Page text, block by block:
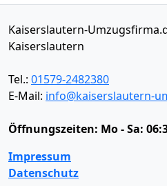
Kaiserslautern-
Kaiserslautern
Tel.: 01579-2482380
E-Mail: info@kaiserslautern-
Öffnungszeiten: Mo - Sa:
Impressum
Datenschutz